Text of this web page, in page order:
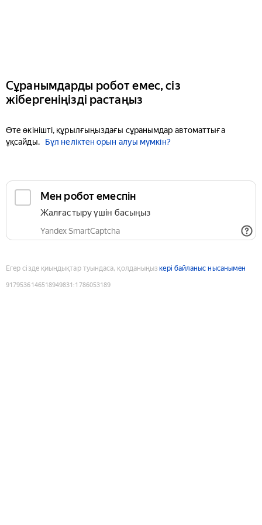
Сұранымдарды робот емес, сіз
жібергеніңізді растаңыз
Өте өкінішті, құрылғыңыздағы сұранымдар автоматтыға
ұқсайды.
Бұл неліктен орын алуы мүмкін?
Мен робот емеспін
Жалғастыру үшін басыңыз
Yandex SmartCaptcha
Егер сізде қиындықтар туындаса, қолданыңыз кері байланыс нысанымен
9179536146518949831 :1786053189